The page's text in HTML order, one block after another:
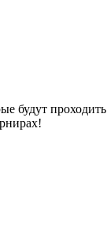
будут проходить